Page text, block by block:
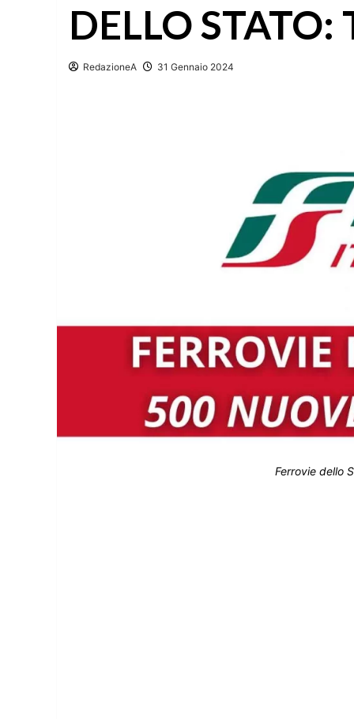
DELLO
RedazioneA 31 Gennaio 2024
Ferrovie dello